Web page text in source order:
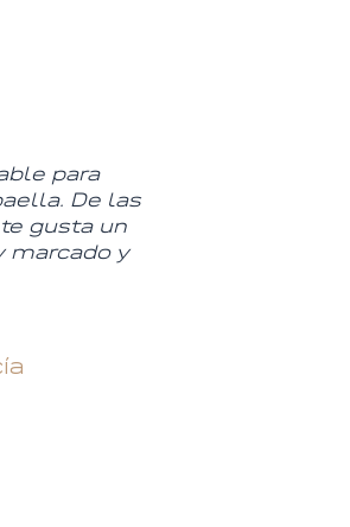
para
De las
gusta un
marcado y